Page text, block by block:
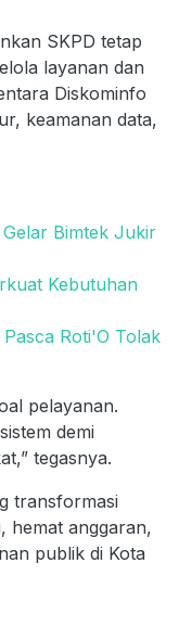
SKPD tetap
layanan dan
Diskominfo
keamanan data,
Bimtek Jukir
Kebutuhan
Roti'O Tolak
pelayanan.
demi
tegasnya.
transformasi
hemat anggaran,
publik di Kota